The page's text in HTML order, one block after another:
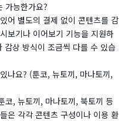
가능한가요?
어 별도의 결제 없이 콘텐츠를 감
보기나 이어보기 기능을 지원하
감상 방식이 조금씩 다를 수 있습
나요? (툰코, 뉴토끼, 마나토끼,
코, 뉴토끼, 마나토끼, 북토끼 등
은 각각 콘텐츠 구성이나 이용 환